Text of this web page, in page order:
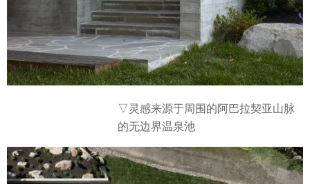
▽灵感来源于周围的阿巴拉契亚山脉
的无边界温泉池